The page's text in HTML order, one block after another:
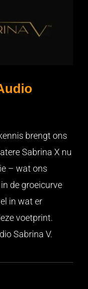
brengt ons
Sabrina X nu
– wat ons
de groeicurve
in wat er
voetprint.
Sabrina V.